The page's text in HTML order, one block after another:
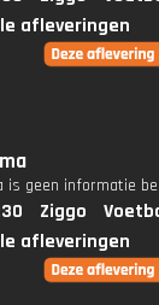
afleveringen
is geen informatie
Ziggo
afleveringen